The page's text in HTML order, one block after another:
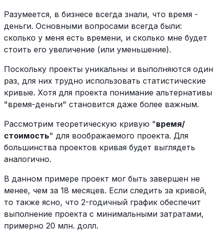
Разумеется, в бизнесе всегда знали, что время -
деньги. Основными вопросами всегда были:
сколько у меня есть времени, и сколько мне будет
стоить его увеличение (или уменьшение).
Поскольку проекты уникальны и выполняются один
раз, для них трудно использовать статистические
кривые. Хотя для проекта понимание альтернативы
"время-деньги" становится даже более важным.
Рассмотрим теоретическую кривую "время/
стоимость" для воображаемого проекта. Для
большинства проектов кривая будет выглядеть
аналогично.
В данном примере проект мог быть завершен не
менее, чем за 18 месяцев. Если следить за кривой,
то также ясно, что 2-годичный график обеспечит
выполнение проекта с минимальными затратами,
примерно 20 млн. долл.